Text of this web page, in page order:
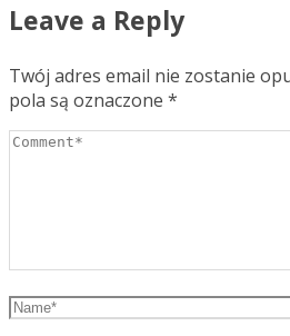
Leave a Reply
Twój adres email nie zostanie
pola są oznaczone *